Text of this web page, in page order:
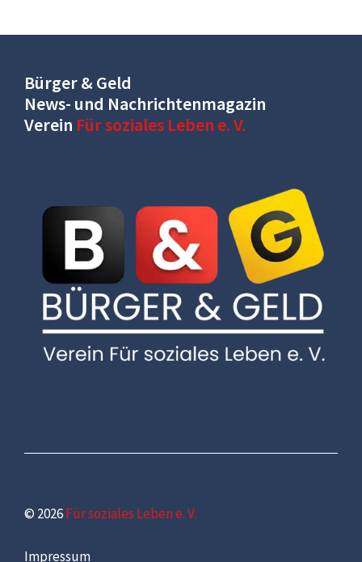
Bürger & Geld
News- und Nachrichtenmagazin
Verein Für soziales Leben e. V.
© 2026Für soziales Leben e. V.
Impressum